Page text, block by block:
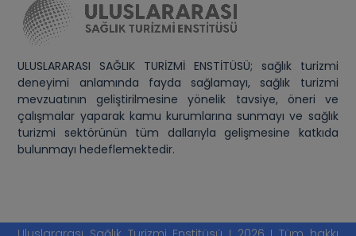
ULUSLARARASI SAĞLIK TURİZMİ ENSTİTÜSÜ; sağlık turizmi
deneyimi anlamında fayda sağlamayı, sağlık turizmi
mevzuatının geliştirilmesine yönelik tavsiye, öneri ve
çalışmalar yaparak kamu kurumlarına sunmayı ve sağlık
turizmi sektörünün tüm dallarıyla gelişmesine katkıda
bulunmayı hedeflemektedir.